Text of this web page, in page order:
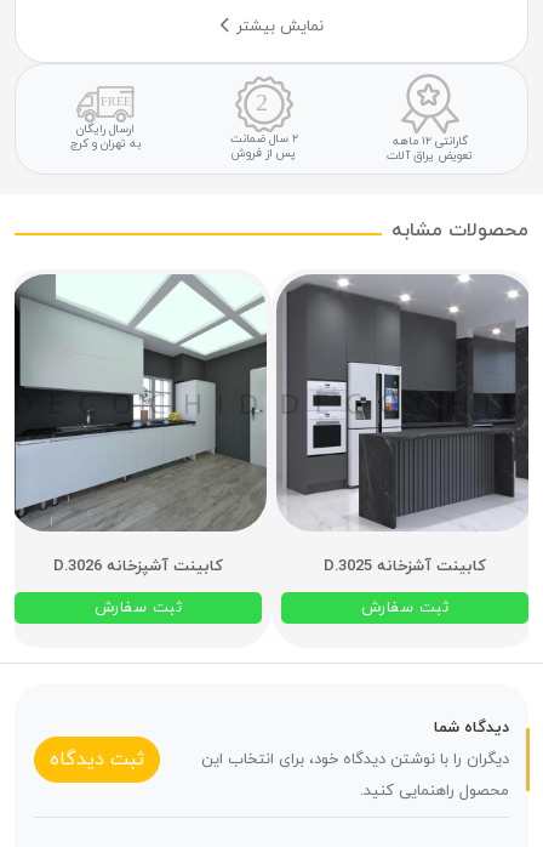
نمایش بیشتر
گارانتی ۱۲ ماهه
تعویض یراق آلات
۲ سال ضمانت
پس از فروش
ارسال رایگان
به تهران و کرج
محصولات مشابه
کابینت آشزخانه D.3025
ثبت سفارش
کابینت آشپزخانه D.3026
ثبت سفارش
دیدگاه شما
دیگران را با نوشتن دیدگاه خود، برای انتخاب این
محصول راهنمایی کنید.
ثبت دیدگاه